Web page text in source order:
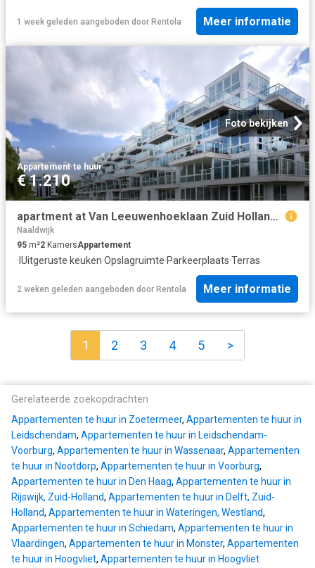
1 week geleden aangeboden door Rentola Meer informatie
Foto bekijken
Appartement·te huur
€ 1.210
apartment at Van Leeuwenhoeklaan Zuid Holland Zoetermeer 2713 RB
Naaldwijk
95 m²2 KamersAppartement
· IUitgeruste keuken·Opslagruimte·Parkeerplaats·Terras
2 weken geleden aangeboden door Rentola Meer informatie
1 2 3 4 5 >
Gerelateerde zoekopdrachten
Appartementen te huur in Zoetermeer, Appartementen te huur in
Leidschendam, Appartementen te huur in Leidschendam-
Voorburg, Appartementen te huur in Wassenaar, Appartementen
te huur in Nootdorp, Appartementen te huur in Voorburg,
Appartementen te huur in Den Haag, Appartementen te huur in
Rijswijk, Zuid-Holland, Appartementen te huur in Delft, Zuid-
Holland, Appartementen te huur in Wateringen, Westland,
Appartementen te huur in Schiedam, Appartementen te huur in
Vlaardingen, Appartementen te huur in Monster, Appartementen
te huur in Hoogvliet, Appartementen te huur in Hoogvliet